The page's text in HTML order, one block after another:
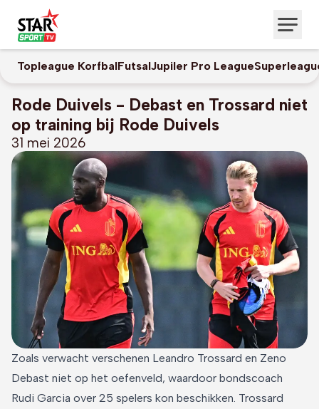
Topleague KorfbalFutsalJupiler Pro League
Rode Duivels - Debast en Trossard niet
op training bij Rode Duivels
31 mei 2026
Zoals verwacht verschenen Leandro Trossard en Zeno
Debast niet op het oefenveld, waardoor bondscoach
Rudi Garcia over 25 spelers kon beschikken. Trossard